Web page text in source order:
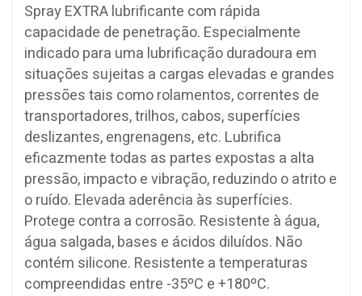
Spray EXTRA lubrificante com rápida
capacidade de penetração. Especialmente
indicado para uma lubrificação duradoura em
situações sujeitas a cargas elevadas e grandes
pressões tais como rolamentos, correntes de
transportadores, trilhos, cabos, superfícies
deslizantes, engrenagens, etc. Lubrifica
eficazmente todas as partes expostas a alta
pressão, impacto e vibração, reduzindo o atrito e
o ruído. Elevada aderência às superfícies.
Protege contra a corrosão. Resistente à água,
água salgada, bases e ácidos diluídos. Não
contém silicone. Resistente a temperaturas
compreendidas entre -35ºC e +180ºC.